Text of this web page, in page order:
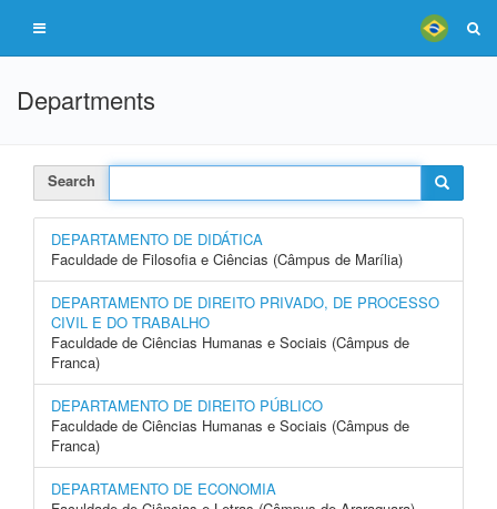
Departments
Search
DEPARTAMENTO DE DIDÁTICA
Faculdade de Filosofia e Ciências (Câmpus de Marília)
DEPARTAMENTO DE DIREITO PRIVADO, DE PROCESSO
CIVIL E DO TRABALHO
Faculdade de Ciências Humanas e Sociais (Câmpus de
Franca)
DEPARTAMENTO DE DIREITO PÚBLICO
Faculdade de Ciências Humanas e Sociais (Câmpus de
Franca)
DEPARTAMENTO DE ECONOMIA